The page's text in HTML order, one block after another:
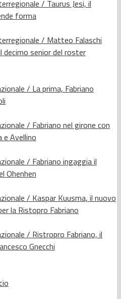
/ Taurus Jesi, il
forma
/ Matteo Falaschi
decimo senior del roster
/ La prima, Fabriano
/ Fabriano nel girone con
e Avellino
/ Fabriano ingaggia il
Ohenhen
/ Kaspar Kuusma, il nuovo
la Ristopro Fabriano
/ Ristropro Fabriano, il
Gnecchi